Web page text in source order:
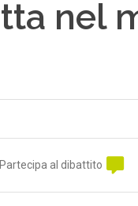
nel
Partecipa al dibattito